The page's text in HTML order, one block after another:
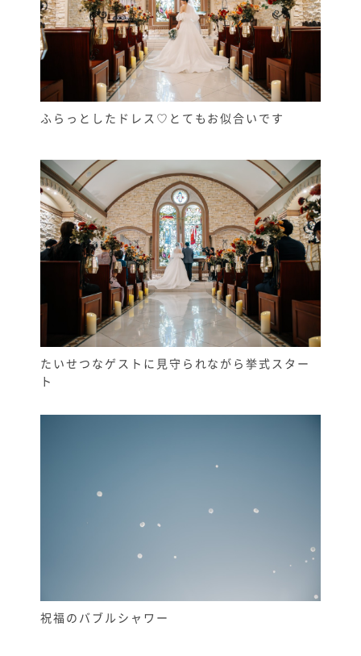
ふらっとしたドレス♡とてもお似合いです
たいせつなゲストに見守られながら挙式スター
ト
祝福のバブルシャワー